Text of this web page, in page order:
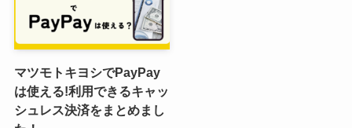
マツモトキヨシでPayPay
は使える!利用できるキャッ
シュレス決済をまとめまし